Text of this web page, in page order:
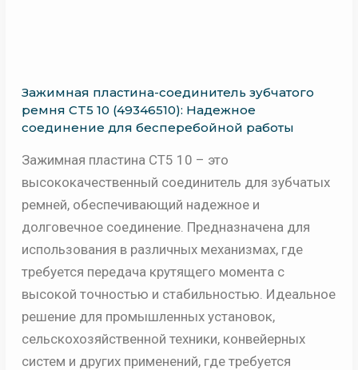
Зажимная пластина-соединитель зубчатого
ремня CT5 10 (49346510): Надежное
соединение для бесперебойной работы
Зажимная пластина CT5 10 – это
высококачественный соединитель для зубчатых
ремней, обеспечивающий надежное и
долговечное соединение. Предназначена для
использования в различных механизмах, где
требуется передача крутящего момента с
высокой точностью и стабильностью. Идеальное
решение для промышленных установок,
сельскохозяйственной техники, конвейерных
систем и других применений, где требуется